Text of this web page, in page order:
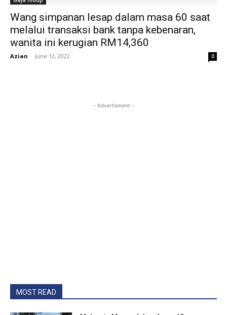
Wang simpanan lesap dalam masa 60 saat
melalui transaksi bank tanpa kebenaran,
wanita ini kerugian RM14,360
Azian - June 12, 2022 0
- Advertisment -
MOST READ